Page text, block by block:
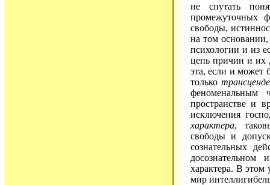
не спутать
промежуточных
свободы,
на том
психологии и из
цепь причин и их
эта, если и может
только
феноменальным
пространстве и
исключения
характера,
свободы и
сознательных
досознательном
характера. В этом
мир